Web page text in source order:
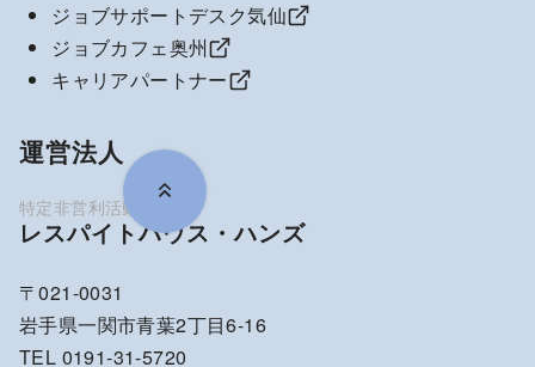
ジョブサポートデスク気仙
ジョブカフェ奥州
キャリアパートナー
運営法人
レスパイトハウス・ハンズ
〒021-0031
岩手県一関市青葉2丁目6-16
TEL 0191-31-5720